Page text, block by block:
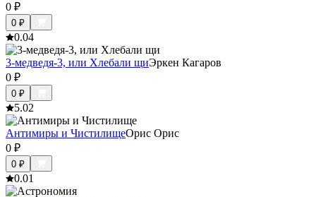
0 ₽
0 ₽
0.04
3-медведя-3, или Хлебали щиЭркен Кагаров
0 ₽
0 ₽
5.02
Антимиры и ЧистилищеОрис Орис
0 ₽
0 ₽
0.01